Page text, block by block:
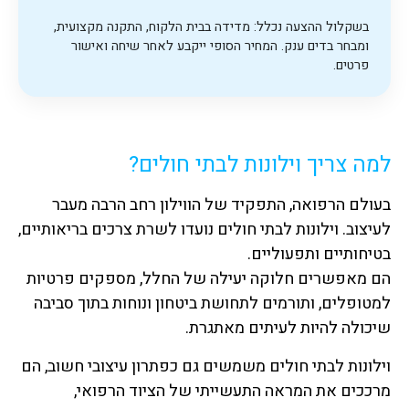
בשקלול ההצעה נכלל: מדידה בבית הלקוח, התקנה מקצועית,
ומבחר בדים ענק. המחיר הסופי ייקבע לאחר שיחה ואישור
פרטים.
למה צריך וילונות לבתי חולים?
בעולם הרפואה, התפקיד של הווילון רחב הרבה מעבר
לעיצוב. וילונות לבתי חולים נועדו לשרת צרכים בריאותיים,
בטיחותיים ותפעוליים.
הם מאפשרים חלוקה יעילה של החלל, מספקים פרטיות
למטופלים, ותורמים לתחושת ביטחון ונוחות בתוך סביבה
שיכולה להיות לעיתים מאתגרת.
וילונות לבתי חולים משמשים גם כפתרון עיצובי חשוב, הם
מרככים את המראה התעשייתי של הציוד הרפואי,